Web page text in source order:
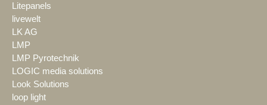
Litepanels
livewelt
LK AG
LMP
LMP Pyrotechnik
LOGIC media solutions
Look Solutions
loop light